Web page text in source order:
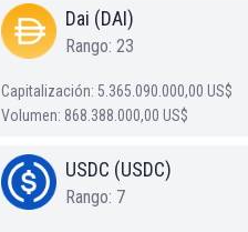
Dai (DAI)
Rango: 23
Capitalización: 5.365.090.000,00 US$
Volumen: 868.388.000,00 US$
USDC (USDC)
Rango: 7